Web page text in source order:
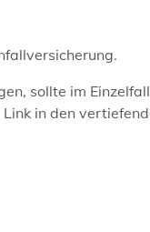
sollte im
in den